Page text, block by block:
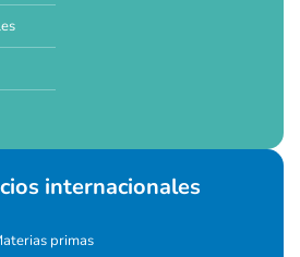
internacionales
primas